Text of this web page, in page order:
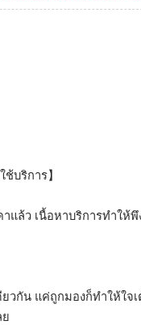
บริการ】
แล้ว เนื้อหาบริการทำให้
วกัน แค่ถูกมองก็ทำให้ใจเ
ย